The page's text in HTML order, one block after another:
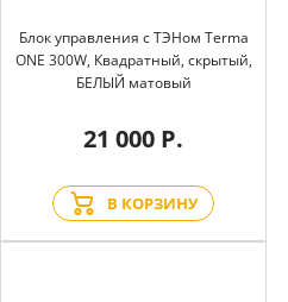
Блок управления с ТЭНом Terma
ONE 300W, Квадратный, скрытый,
БЕЛЫЙ матовый
21 000 Р.
В КОРЗИНУ